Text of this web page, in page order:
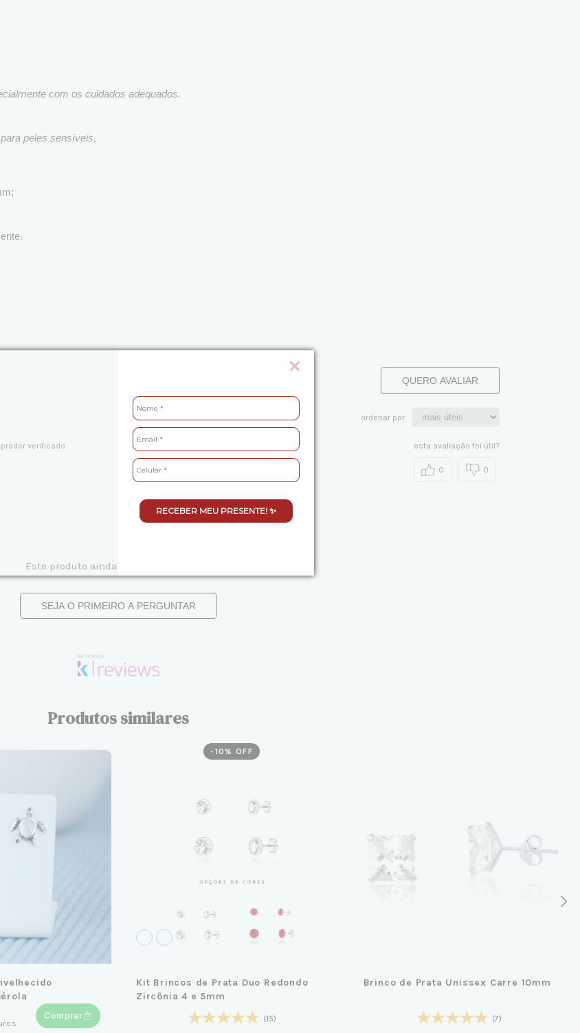
RECEBER MEU PRESENTE! ✨
com os cuidados adequados.
peles sensíveis.
QUERO AVALIAR
ordenar por
verificado esta avaliação foi útil?
0 0
Este produto ainda não tem perguntas
SEJA O PRIMEIRO A PERGUNTAR
Produtos similares
Comprar
- 10 % OFF
Kit Brincos de Prata Duo Redondo
Zircônia 4 e 5mm
(15)
Brinco de Prata Unissex Carre 10mm
(7)